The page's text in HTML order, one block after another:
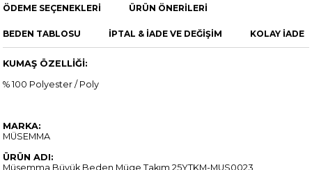
ÖDEME SEÇENEKLERI ÜRÜN ÖNERILERI
BEDEN TABLOSU İPTAL & İADE VE DEĞİŞİM KOLAY İADE
KUMAŞ ÖZELLİĞİ:
% 100 Polyester / Poly
MARKA:
MÜSEMMA
ÜRÜN ADI:
Müsemma Büyük Beden Müge Takım 25YTKM-MUS0023